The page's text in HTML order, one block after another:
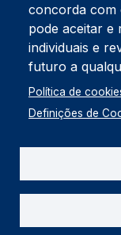
Estúdios
Rua Prior Guerra
Edifício do Centro
3830-556 Gafanha
Rodapé
Cookies
concorda com
pode aceitar e
individuais e
futuro a
Política de
Definições de